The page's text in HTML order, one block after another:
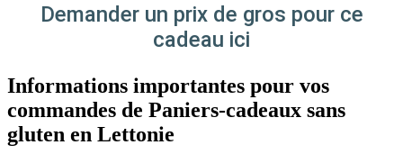
Demander un prix de gros pour ce
cadeau ici
Informations importantes pour vos
commandes de Paniers-cadeaux sans
gluten en Lettonie